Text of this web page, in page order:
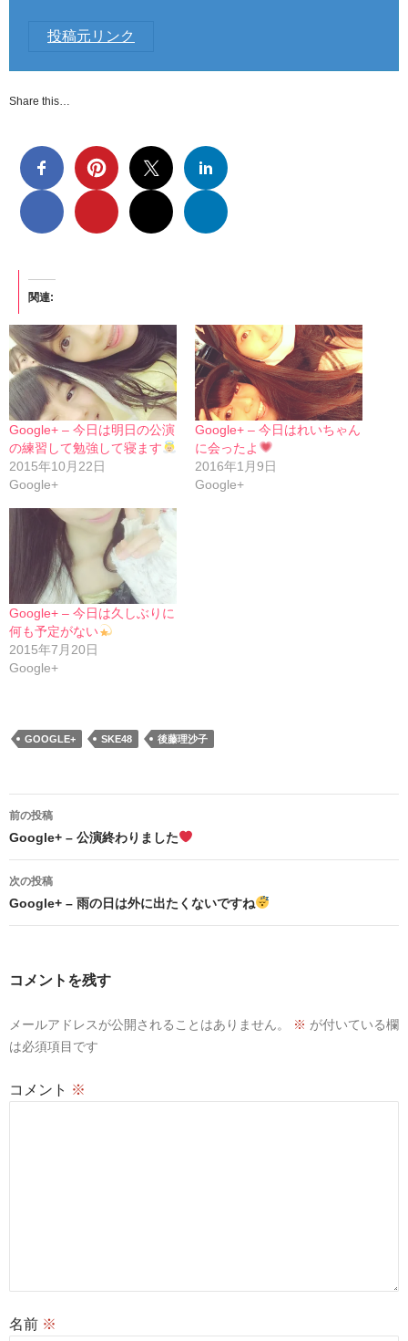
投稿元リンク
Share this…
関連
Google+ – 今日は明日の公演
の練習して勉強して寝ます
2015年10月22日
Google+
Google+ – 今日はれいちゃん
に会ったよ
2016年1月9日
Google+
Google+ – 今日は久しぶりに
何も予定がない
2015年7月20日
Google+
GOOGLE+ SKE48 後藤理沙子
投
稿
ナ
ビ
ョ
前の投稿
Google+ – 公演終わりました
次の投稿
Google+ – 雨の日は外に出たくないですね
コメントを残す
メールアドレスが公開されることはありません。 ※ が付いている欄
は必須項目です
コメント ※
名前 ※